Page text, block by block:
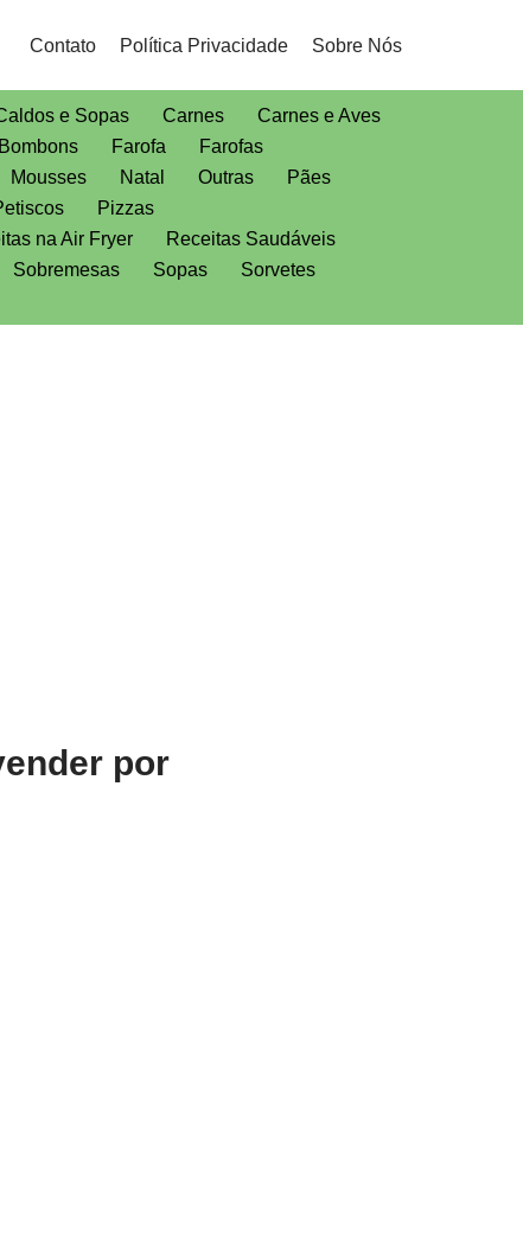
Contato Política Privacidade Sobre Nós
e Sopas Carnes
Carnes e Aves
Farofa
Farofas
Mousses Natal Outras
Pães
Pizzas
na Air Fryer
Receitas Saudáveis
Sobremesas Sopas
Sorvetes
por